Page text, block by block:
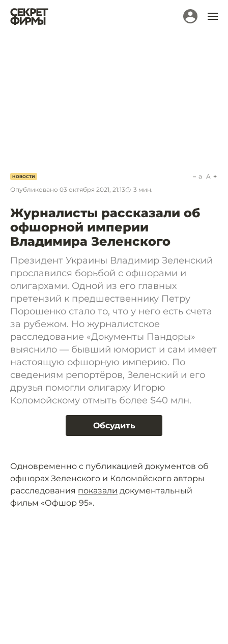
НОВОСТИ
Опубликовано 03 октября 2021, 21:13 3 мин.
a A
Журналисты рассказали об
офшорной империи
Владимира Зеленского
Президент Украины Владимир Зеленский
прославился борьбой с офшорами и
олигархами. Одной из его главных
претензий к предшественнику Петру
Порошенко стало то, что у него есть счета
за рубежом. Но журналистское
расследование «Документы Пандоры»
выяснило — бывший юморист и сам имеет
настоящую офшорную империю. По
сведениям репортёров, Зеленский и его
друзья помогли олигарху Игорю
Коломойскому отмыть более $40 млн.
Обсудить
Одновременно с публикацией документов об
офшорах Зеленского и Коломойского авторы
расследования показали документальный
фильм «Офшор 95».